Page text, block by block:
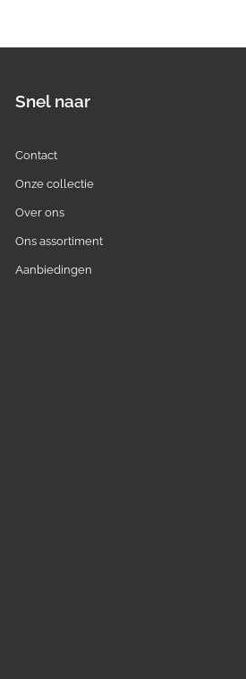
Snel naar
Contact
Onze collectie
Over ons
Ons assortiment
Aanbiedingen